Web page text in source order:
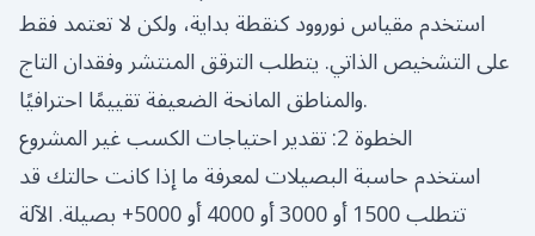
استخدم مقياس نوروود كنقطة بداية، ولكن لا تعتمد فقط
على التشخيص الذاتي. يتطلب الترقق المنتشر وفقدان التاج
والمناطق المانحة الضعيفة تقييمًا احترافيًا.
الخطوة 2: تقدير احتياجات الكسب غير المشروع
استخدم حاسبة البصيلات لمعرفة ما إذا كانت حالتك قد
تتطلب 1500 أو 3000 أو 4000 أو 5000+ بصيلة. الآلة